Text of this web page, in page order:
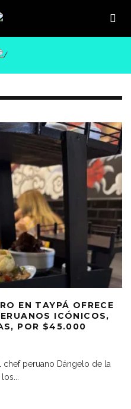
EN TAYPÁ OFRECE
ICÓNICOS,
POR $45.000
chef peruano Dángelo de la
los